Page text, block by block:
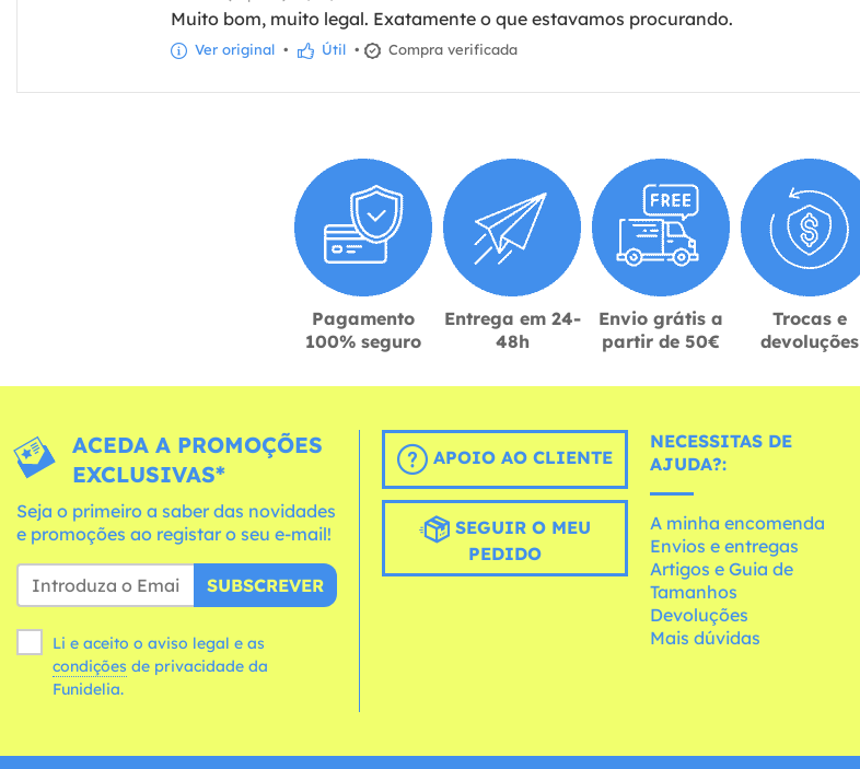
Muito bom, muito legal. Exatamente o que estavamos procurando.
Ver original • Útil • Compra verificada
Pagamento
100% seguro
Entrega em 24-
48h
Envio grátis a
partir de 50€
Trocas e
devoluções
ACEDA A PROMOÇÕES
EXCLUSIVAS*
Seja o primeiro a saber das novidades
e promoções ao registar o seu e-mail!
SUBSCREVER
Li e aceito o aviso legal e as
condições
Funidelia.
APOIO AO CLIENTE
SEGUIR O MEU
PEDIDO
NECESSITAS DE
AJUDA?:
A minha encomenda
Envios e entregas
Artigos e Guia de
Tamanhos
Devoluções
Mais dúvidas